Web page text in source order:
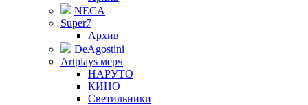
NECA
Super7
Архив
DeAgostini
Artplays мерч
НАРУТО
КИНО
Светильники